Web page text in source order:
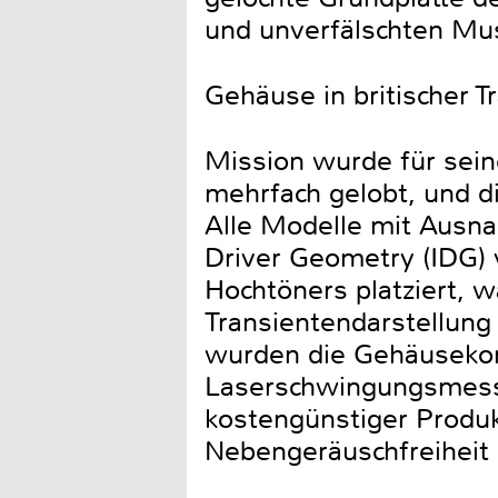
und unverfälschten
Gehäuse in britischer
Mission wurde für
mehrfach gelobt, und
Alle Modelle mit
Driver Geometry
Hochtöners platziert,
wurden die
kostengünstiger